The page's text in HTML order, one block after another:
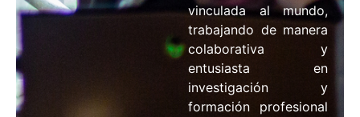
vinculada al mundo,
trabajando de manera
colaborativa y
entusiasta en
investigación y
formación profesional